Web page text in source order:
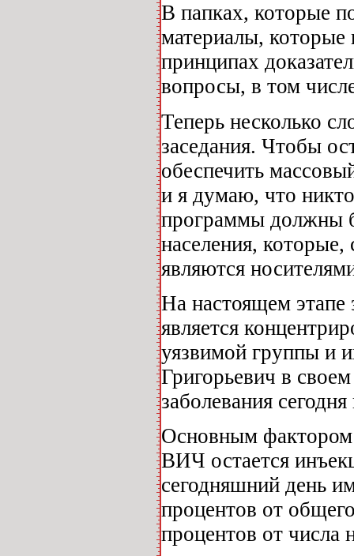
В папках, которые
материалы, которые
принципах
вопросы, в том
Теперь несколько
заседания. Чтобы
обеспечить
и я думаю, что
программы должны
населения, которые,
являются
На настоящем
является
уязвимой группы и
Григорьевич в
заболевания
Основным
ВИЧ остается
сегодняшний день
процентов от
процентов от числа